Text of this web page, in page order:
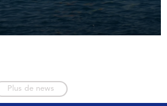
Plus de news